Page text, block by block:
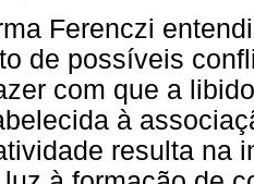
Ferenczi
de possíveis
com que a
à
resulta na